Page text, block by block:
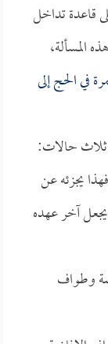
قاعدة تداخل
المسألة،
في الحج إلى
ثلاث حالات:
يجزئه عن
آخر عهده
وطواف